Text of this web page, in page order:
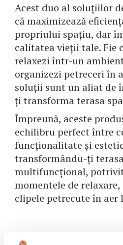
Acest duo al soluțiilor
că maximizează
propriului spațiu, dar
calitatea vieții tale. Fie
relaxezi într-un
organizezi petreceri în
soluții sunt un aliat de
ți transforma terasa
Împreună, aceste
echilibru perfect între
funcționalitate și
transformându-ți
multifuncțional,
momentele de
clipele petrecute în aer